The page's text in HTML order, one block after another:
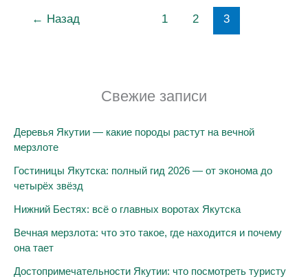
время
← Назад 1 2 3
Свежие записи
Деревья Якутии — какие породы растут на вечной
мерзлоте
Гостиницы Якутска: полный гид 2026 — от эконома до
четырёх звёзд
Нижний Бестях: всё о главных воротах Якутска
Вечная мерзлота: что это такое, где находится и почему
она тает
Достопримечательности Якутии: что посмотреть туристу